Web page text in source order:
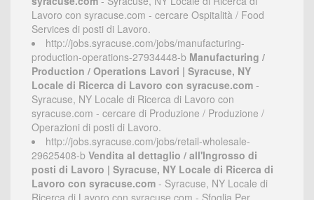
Lavoro con syracuse.com - cercare Ospitalità / Food
Services di posti di Lavoro.
http://jobs.syracuse.com/jobs/manufacturing-
production-operations-27934448-b Manufacturing /
Production / Operations Lavori | Syracuse, NY
Locale di Ricerca di Lavoro con syracuse.com -
Syracuse, NY Locale di Ricerca di Lavoro con
syracuse.com - cercare di Produzione / Produzione /
Operazioni di posti di Lavoro.
http://jobs.syracuse.com/jobs/retail-wholesale-
29625408-b Vendita al dettaglio / all'Ingrosso di
posti di Lavoro | Syracuse, NY Locale di Ricerca di
Lavoro con syracuse.com - Syracuse, NY Locale di
Ricerca di Lavoro con syracuse.com - Sfoglia Per